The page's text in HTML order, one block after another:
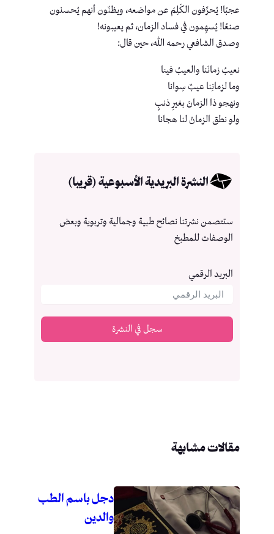
عجبًا! يُحرِّفون الكَلِمَ عن مواضعه، ويظنّون أنهم يُحسنون
صنعًا! يُسهِمون في فساد الزمان، ثم يعيبونه!
وصدق الشافعي رحمه الله، حين قال:
نعيبُ زمانَنا والعيبُ فينا
وما لزمانِنا عيبٌ سِوانا
ونهجو ذا الزمانَ بغيرِ ذنبٍ
ولو نطق الزمانُ لنا هجانا
النشرة البريدية الأسبوعية (قريبا)
ستتصمن نشرتنا نصائح طبية وجمالية وتربوية وبعض
الوصفات للمطبخ
البريد الرقمي
سجل في النشرة
مقالات مشابهة
دجل باسم الطب
والدين